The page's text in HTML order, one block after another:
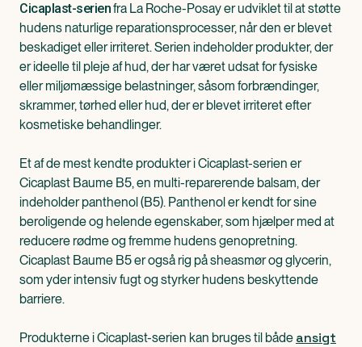
Cicaplast-serienfra La Roche-Posay er udviklet til at støtte
hudens naturlige reparationsprocesser, når den er blevet
beskadiget eller irriteret. Serien indeholder produkter, der
er ideelle til pleje af hud, der har været udsat for fysiske
eller miljømæssige belastninger, såsom forbrændinger,
skrammer, tørhed eller hud, der er blevet irriteret efter
kosmetiske behandlinger.
Et af de mest kendte produkter i Cicaplast-serien er
Cicaplast Baume B5, en multi-reparerende balsam, der
indeholder panthenol (B5). Panthenol er kendt for sine
beroligende og helende egenskaber, som hjælper med at
reducere rødme og fremme hudens genopretning.
Cicaplast Baume B5 er også rig på sheasmør og glycerin,
som yder intensiv fugt og styrker hudens beskyttende
barriere.
Produkterne i Cicaplast-serien kan bruges til både ansigt